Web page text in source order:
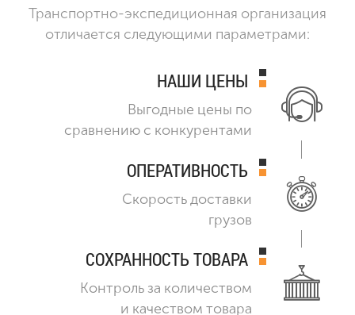
Транспортно-экспедиционная организация
отличается следующими параметрами:
НАШИ ЦЕНЫ
Выгодные цены по
сравнению с конкурентами
ОПЕРАТИВНОСТЬ
Скорость доставки
грузов
СОХРАННОСТЬ ТОВАРА
Контроль за количеством
и качеством товара